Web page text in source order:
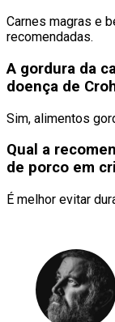
Carnes magras e
recomendadas.
A gordura da
doença de
Sim, alimentos
Qual a
de porco em
É melhor evitar